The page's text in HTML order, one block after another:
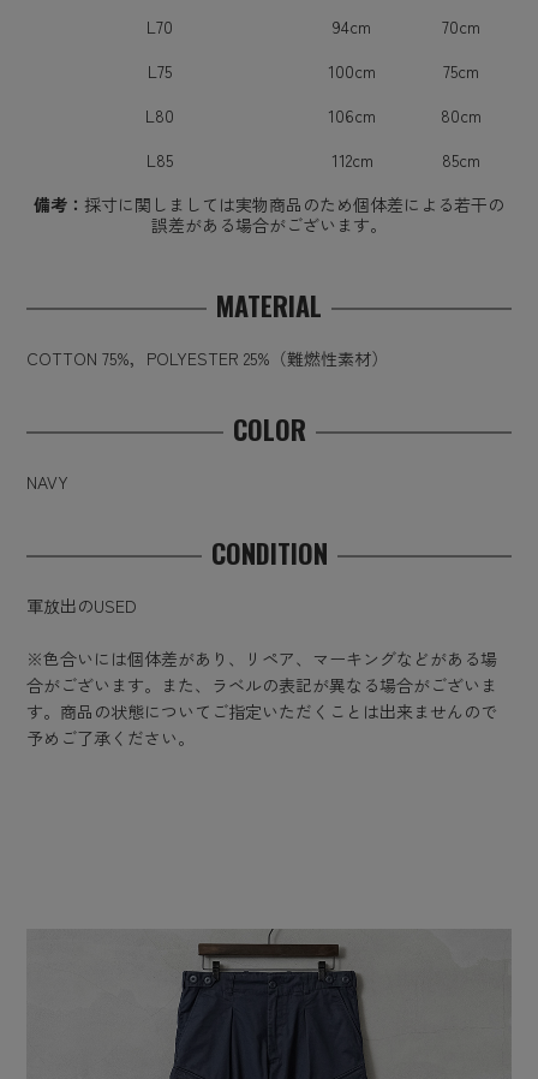
L70 94cm
70cm
L75
100cm
75cm
L80
106cm
80cm
L85
112cm
85cm
備考： 採寸に関しましては実物商品のため個体差による若干の
誤差がある場合がございます。
MATERIAL
COTTON 75%，POLYESTER 25%（難燃性素材）
COLOR
NAVY
CONDITION
軍放出のUSED
※色合いには個体差があり、リペア、マーキングなどがある場
合がございます。また、ラベルの表記が異なる場合がございま
す。商品の状態についてご指定いただくことは出来ませんので
予めご了承ください。